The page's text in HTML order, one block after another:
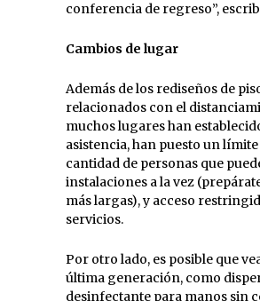
conferencia de regreso”,
Cambios de lugar
Además de los rediseños de
relacionados con el
muchos lugares han
asistencia, han puesto un límite
cantidad de personas que
instalaciones a la vez
más largas), y acceso
servicios.
Por otro lado, es posible que
última generación, como
desinfectante para manos sin